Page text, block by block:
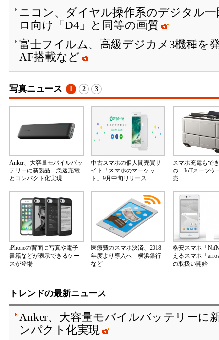
ニコン、ダイヤル操作系のデジタル
ロ向け「D4」と同等の画質
富士フイルム、高級デジカメ3機種を
AF搭載など
写真ニュース 1 2 3
Anker、大容量モバイルバッ
テリーに新製品 急速充電
とコンパクト化実現
中古スマホの個人間売買サ
イト「スマホのマーケッ
ト」9月中旬リリース
スマホ充電もで
の「IoTスーツケ
売
iPhoneの背面に写真や電子
書籍などが表示できるケー
スが登場
医療費のスマホ決済、2018
年度より導入へ 横浜銀行
など
格安スマホ「
えるスマホ「
の取扱い開始
トレンドの最新ニュース
Anker、大容量モバイルバッテリー
ンパクト化実現